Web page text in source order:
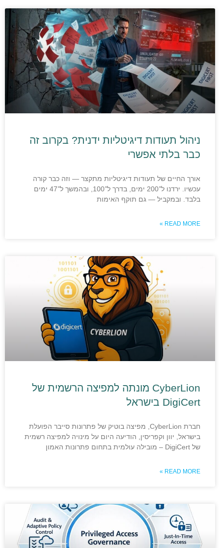
ניהול תעודות דיגיטליות ידנית? בקרוב זה
כבר בלתי אפשרי
אורך החיים של תעודות דיגיטליות מתקצר — וזה כבר קורה
עכשיו. ירדנו ל־200 ימים, בדרך ל־100, ובהמשך ל־47 ימים
בלבד. ובמקביל — גם תוקף האימות
READ MORE »
CyberLion מונתה למפיצה הרשמית של
DigiCert בישראל
חברת CyberLion, מפיצה בוטיק של פתרונות סייבר הפועלת
בישראל, יוון וקפריסין, הודיעה היום על מינויה למפיצה רשמית
של DigiCert – מובילה עולמית בתחום פתרונות האמון
READ MORE »